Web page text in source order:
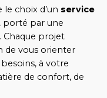
le choix d’un service
, porté par une
Chaque projet
de vous orienter
à votre
de confort, de